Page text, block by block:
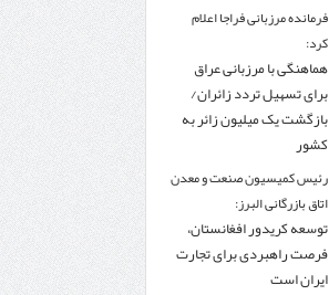
فرمانده مرزبانی فراجا اعلام
کرد:
هماهنگی با مرزبانی عراق
برای تسهیل تردد زائران/
بازگشت یک میلیون زائر به
کشور
رئیس کمیسیون صنعت و معدن
اتاق بازرگانی البرز:
توسعه کریدور افغانستان،
فرصت راهبردی برای تجارت
ایران است